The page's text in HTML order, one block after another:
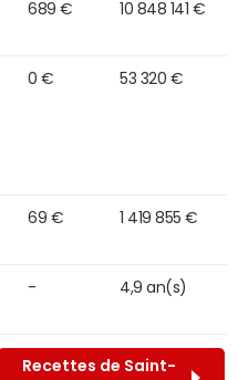
689 € 10 848 141 €
0 € 53 320 €
69 € 1 419 855 €
- 4,9 an(s)
Recettes de Saint-